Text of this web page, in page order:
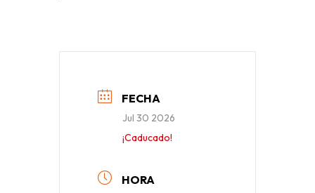
FECHA
Jul 30 2026
¡Caducado!
HORA